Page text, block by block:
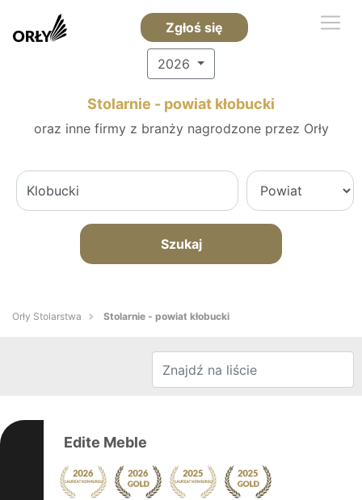
Zgłoś się
2026
Stolarnie - powiat kłobucki
oraz inne firmy z branży nagrodzone przez Orły
Szukaj
Orły Stolarstwa Stolarnie - powiat kłobucki
Edite Meble